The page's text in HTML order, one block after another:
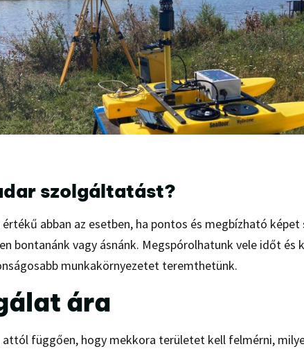
szolgáltatást?
abban az esetben, ha pontos és megbízható képet
bontanánk vagy ásnánk. Megspórolhatunk vele időt és
munkakörnyezetet teremthetünk.
ára
függően, hogy mekkora területet kell felmérni,